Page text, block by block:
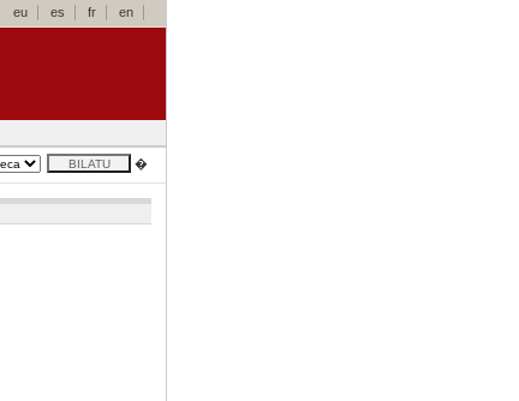
eu es fr en
�